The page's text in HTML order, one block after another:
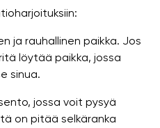
ja rauhallinen paikka. Jos
löytää paikka, jossa
sinua.
jossa voit pysyä
on pitää selkäranka